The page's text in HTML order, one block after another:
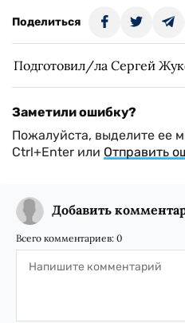
Поделиться
Подготовил/ла Сергей
Заметили ошибку?
Пожалуйста, выделите ее
Ctrl+Enter или Отправить
Добавить
Всего комментариев: 0